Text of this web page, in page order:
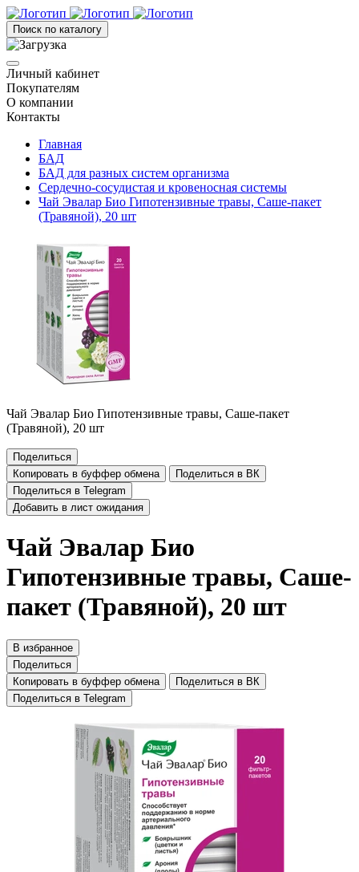
Поиск по каталогу
Личный кабинет
Покупателям
О компании
Контакты
Главная
БАД
БАД для разных систем организма
Сердечно-сосудистая и кровеносная системы
Чай Эвалар Био Гипотензивные травы, Саше-пакет
(Травяной), 20 шт
Чай Эвалар Био Гипотензивные травы, Саше-пакет
(Травяной), 20 шт
Поделиться
Копировать в буффер обмена
Поделиться в ВК
Поделиться в Telegram
Добавить в лист ожидания
Чай Эвалар Био
Гипотензивные травы, Саше-
пакет (Травяной), 20 шт
В избранное
Поделиться
Копировать в буффер обмена
Поделиться в ВК
Поделиться в Telegram